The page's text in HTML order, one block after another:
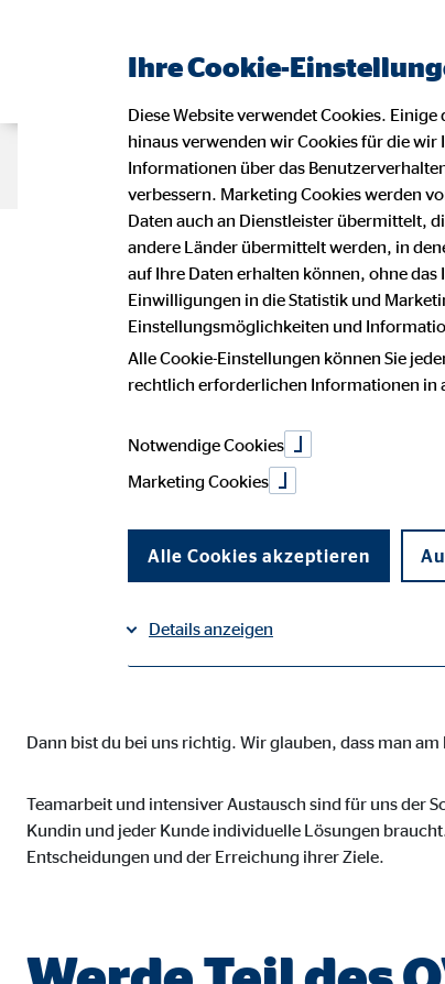
Beraterseite Karriere bei OVB
Deine
und
Suchst du
vereint?
Dann bist du bei uns richtig. Wir glauben, dass man
Teamarbeit und intensiver Austausch sind für uns der
Kundin und jeder Kunde individuelle Lösungen
Entscheidungen und der Erreichung ihrer Ziele.
Ihre Cookie-
Diese Website verwendet Cookies.
hinaus verwenden wir Cookies für die
Informationen über das
verbessern. Marketing Cookies werden
Daten auch an Dienstleister übermittelt,
andere Länder übermittelt werden, in
auf Ihre Daten erhalten können, ohne
Einwilligungen in die Statistik und
Einstellungsmöglichkeiten und
Alle Cookie-Einstellungen können Sie
rechtlich erforderlichen Informationen in
Notwendige Cookies
Marketing Cookies
Alle Cookies akzeptieren
Details anzeigen
Notwendige Cookies ermöglichen
Benutzereinstellungen | Empfänger:
Zweck: